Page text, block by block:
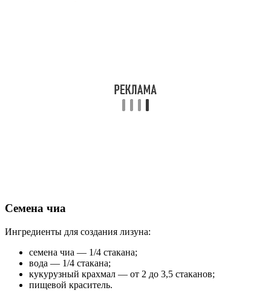
Семена чиа
Ингредиенты для создания лизуна:
семена чиа — 1/4 стакана;
вода — 1/4 стакана;
кукурузный крахмал — от 2 до 3,5 стаканов;
пищевой краситель.